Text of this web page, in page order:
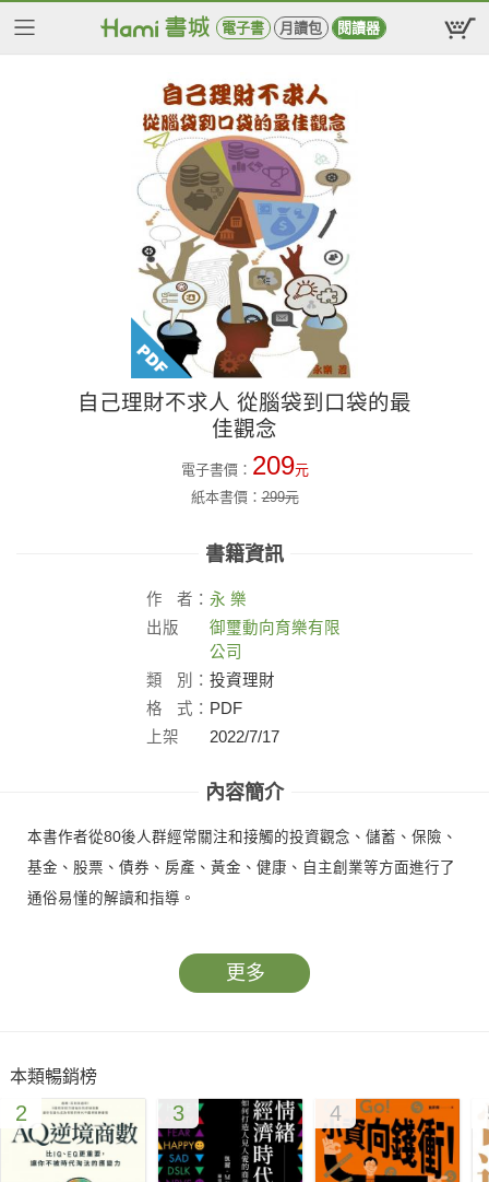
電子書 月讀包 閱讀器
自己理財不求人 從腦袋到口袋的最
佳觀念
電子書價： 209元
紙本書價：299元
書籍資訊
作 者： 永 樂
出版
御璽動向育樂有限
公司
類
別： 投資理財
格
式： PDF
上架
2022/7/17
內容簡介
本書作者從80後人群經常關注和接觸的投資觀念、儲蓄、保險、
基金、股票、債券、房產、黃金、健康、自主創業等方面進行了
通俗易懂的解讀和指導。
更多
本類暢銷榜
2 3 4